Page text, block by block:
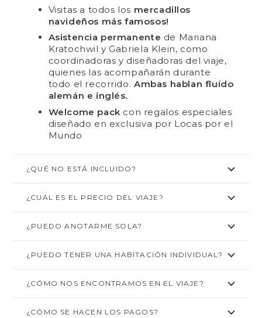
Visitas a todos los mercadillos
navideños más famosos!
Asistencia permanente de Mariana
Kratochwil y Gabriela Klein, como
coordinadoras y diseñadoras del viaje,
quienes las acompañarán durante
todo el recorrido. Ambas hablan fluído
alemán e inglés.
Welcome pack con regalos especiales
diseñado en exclusiva por Locas por el
Mundo
¿QUÉ NO ESTÁ INCLUIDO?
¿CUÁL ES EL PRECIO DEL VIAJE?
¿PUEDO ANOTARME SOLA?
¿PUEDO TENER UNA HABITACIÓN INDIVIDUAL?
¿CÓMO NOS ENCONTRAMOS EN EL VIAJE?
¿CÓMO SE HACEN LOS PAGOS?